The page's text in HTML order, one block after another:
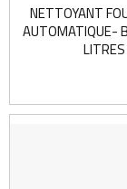
NETTOYANT
AUTOMATIQUE-
LITRES